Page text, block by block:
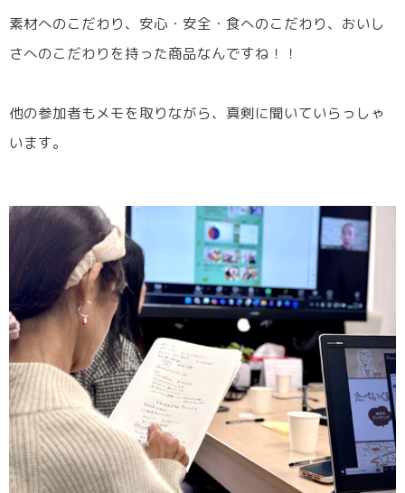
素材へのこだわり、安心・安全・食へのこだわり、おいし
さへのこだわりを持った商品なんですね！！
他の参加者もメモを取りながら、真剣に聞いていらっしゃ
います。